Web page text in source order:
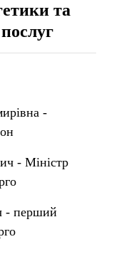
та
-
- Міністр
- перший